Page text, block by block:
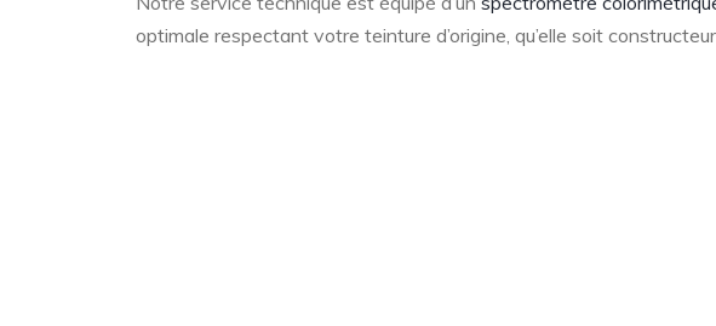
optimale respectant votre teinture d’origine, qu’elle soit